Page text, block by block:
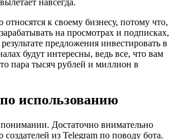
навсегда.
к своему бизнесу, потому что,
на просмотрах и подписках,
предложения инвестировать в
будут интересны, ведь все, что вам
пара тысяч рублей и миллион в
использованию
Достаточно внимательно
создателей из Telegram по поводу бота.